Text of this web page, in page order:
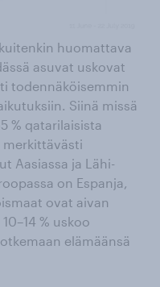
huomattava
asuvat uskovat
todennäköisemmin
Siinä missä
% qatarilaisista
merkittävästi
Aasiassa ja Lähi-
on Espanja,
ovat aivan
% uskoo
elämäänsä